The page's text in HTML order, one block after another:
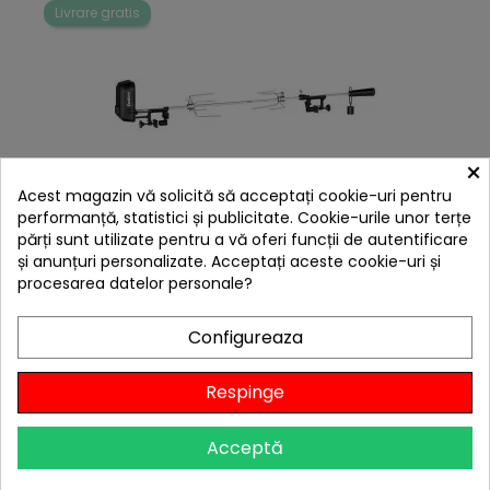
Livrare gratis
Kit de rotiserie electric Premium pentru gratar
Monroe si Kansas Enders 7908
Citește review-urile
-5%cu codulBBQFEST
În stoc
Adaugă în Coș
×
Acest magazin vă solicită să acceptați cookie-uri pentru
performanță, statistici și publicitate. Cookie-urile unor terțe
părți sunt utilizate pentru a vă oferi funcții de autentificare
și anunțuri personalizate. Acceptați aceste cookie-uri și
procesarea datelor personale?
Configureaza
Respinge
Acceptă